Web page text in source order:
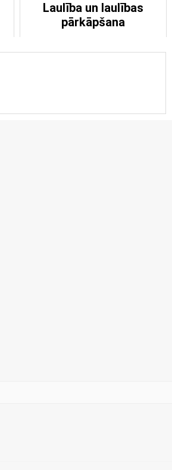
Laulība un laulības
pārkāpšana